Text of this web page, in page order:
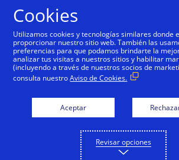
EDUCACIÓN DIGITAL
5 tips para
Cookies
Utilizamos cookies y tecnologías similares donde
proporcionar nuestro sitio web. También las
preferencias para que podamos brindarte la
analizar tus visitas a nuestros sitios y habilitar
(incluyendo a través de nuestros socios de
consulta nuestroAviso de Cookies.
Aceptar
Revisar opciones